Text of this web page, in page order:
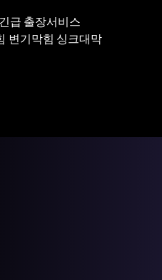
급 출장서비스
변기막힘 싱크대막